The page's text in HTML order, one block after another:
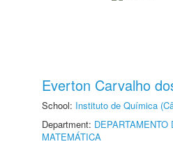
Everton Carvalho
School: Instituto de Química
Department:
MATEMÁTICA